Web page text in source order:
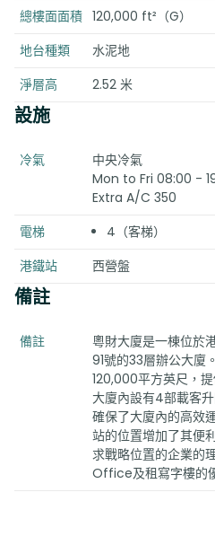
總樓面面積 120,000 ft²（G）
地台種類
水泥地
淨層高
2.52 米
設施
冷氣
中央冷氣
Mon to Fri 08:00 -
Extra A/C 350
電梯
4（客梯）
港鐵站
西營盤
備註
備註
粵財大廈是一棟位於
91號的33層辦公大廈
120,000平方英尺，
大廈內設有4部載客升
確保了大廈內的高效
站的位置增加了其便
求戰略位置的企業的
Office及租寫字樓的